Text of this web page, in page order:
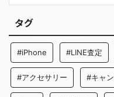
タグ
#iPhone #LINE査定
#アクセサリー #キャ